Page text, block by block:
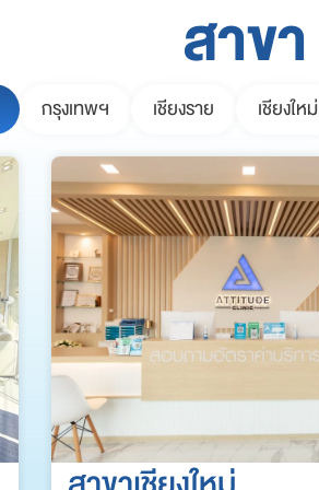
สาขา
กรุงเทพฯ เชียงราย เชียงใหม่